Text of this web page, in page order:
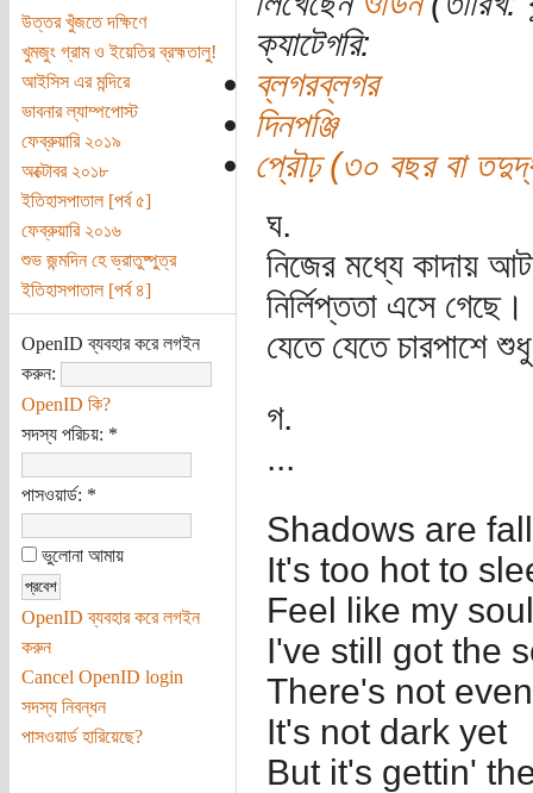
উত্তর খুঁজতে দক্ষিণে
খুমজুং গ্রাম ও ইয়েতির ব্রহ্মতালু!
আইসিস এর মন্দিরে
ভাবনার ল্যাম্পপোস্ট
ফেব্রুয়ারি ২০১৯
অক্টোবর ২০১৮
ইতিহাসপাতাল [পর্ব ৫]
ফেব্রুয়ারি ২০১৬
শুভ জন্মদিন হে ভ্রাতুষ্পুত্র
ইতিহাসপাতাল [পর্ব ৪]
OpenID ব্যবহার করে লগইন
করুন:
OpenID কি?
সদস্য পরিচয়: *
পাসওয়ার্ড: *
ভুলোনা আমায়
OpenID ব্যবহার করে লগইন
করুন
Cancel OpenID login
সদস্য নিবন্ধন
পাসওয়ার্ড হারিয়েছে?
ক্যাটেগরি:
ব্লগরব্লগর
দিনপঞ্জি
প্রৌঢ় (৩০ বছর বা
ঘ.
নিজের মধ্যে কাদায়
নির্লিপ্ততা এসে
যেতে যেতে চারপাশে
গ.
...
Shadows are
It's too hot to
Feel like my
I've still got the
There's not
It's not dark yet
But it's gettin'